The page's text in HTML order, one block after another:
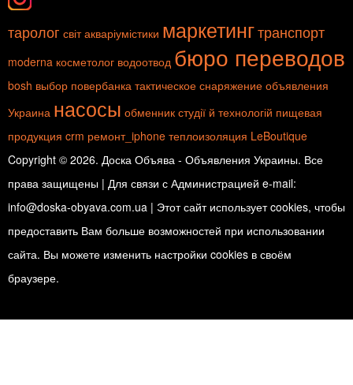
таролог світ акваріумістики маркетингтранспорт
moderna косметолог водоотвод бюро переводов
bosh выбор повербанка тактическое снаряжение объявления
Украина насосы обменник студії й технологій пищевая
продукция crm ремонт_iphone теплоизоляция LeBoutique
Copyright © 2026. Доска Объява - Объявления Украины. Все
права защищены | Для связи с Администрацией e-mail:
info@doska-obyava.com.ua | Этот сайт использует cookies, чтобы
предоставить Вам больше возможностей при использовании
сайта. Вы можете изменить настройки cookies в своём
браузере.